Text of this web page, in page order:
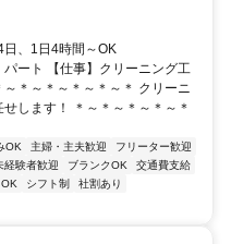
20分、「平井駅」徒歩20分、
、1日4時間～OK
ート 【仕事】クリーニング工
＊～＊～＊～＊～＊ クリーニ
します！ ＊～＊～＊～＊～＊
OK 主婦・主夫歓迎
フリーター歓迎
経験者歓迎 ブランクOK
交通費支給
シフト制
社割あり